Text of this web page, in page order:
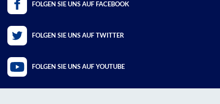
FOLGEN SIE UNS AUF FACEBOOK
FOLGEN SIE UNS AUF TWITTER
FOLGEN SIE UNS AUF YOUTUBE